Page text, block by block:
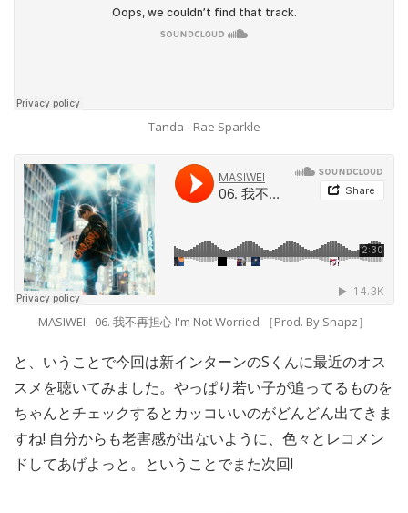
Tanda - Rae Sparkle
MASIWEI - 06. 我不再担心 I'm Not Worried ［Prod. By Snapz］
と、いうことで今回は新インターンのSくんに最近のオス
スメを聴いてみました。やっぱり若い子が追ってるものを
ちゃんとチェックするとカッコいいのがどんどん出てきま
すね! 自分からも老害感が出ないように、色々とレコメン
ドしてあげよっと。ということでまた次回!